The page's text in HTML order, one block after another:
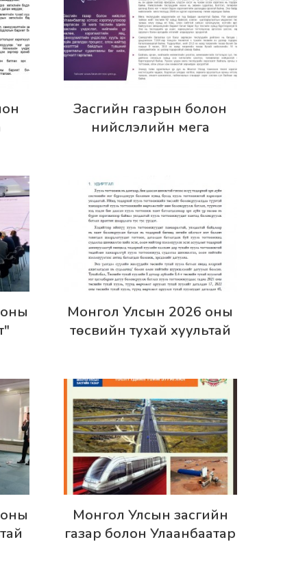
Дэлгэрэнгүй
Засгийн газрын болон
нийслэлийн мега
Дэлгэрэнгүй
Монгол Улсын 2026 оны
төсвийн тухай хуультай
төслүүдийн дүн шинжилгээ
– Хуулийн шүүмж №51
Дэлгэрэнгүй
Монгол Улсын засгийн
газар болон Улаанбаатар